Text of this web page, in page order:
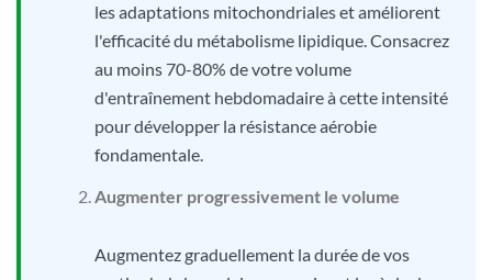
les adaptations mitochondriales et améliorent
l'efficacité du métabolisme lipidique. Consacrez
au moins 70-80% de votre volume
d'entraînement hebdomadaire à cette intensité
pour développer la résistance aérobie
fondamentale.
Augmenter progressivement le volume
Augmentez graduellement la durée de vos